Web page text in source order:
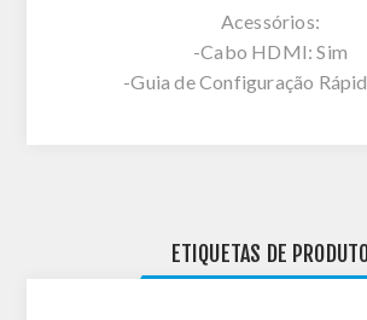
Acessórios:
-Cabo HDMI: Sim
-Guia de Configuração
ETIQUETAS DE